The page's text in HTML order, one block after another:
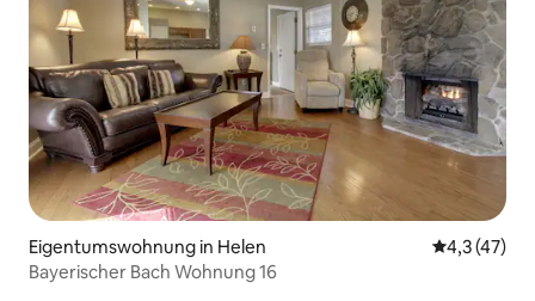
Eigentumswohnung in Helen
4,3 (47)
Bayerischer Bach Wohnung 16